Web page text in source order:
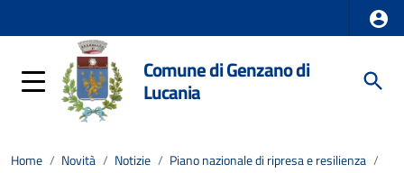
Comune di Genzano di
Lucania
Home / Novità / Notizie / Piano nazionale di ripresa e resilienza /